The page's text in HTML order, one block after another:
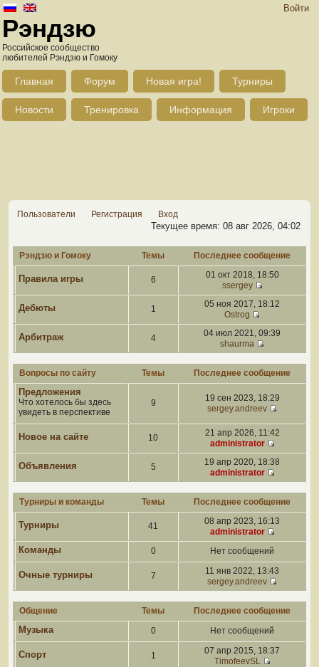
Войти
Рэндзю
Российское сообщество
любителей Рэндзю и Гомоку
Главная Форум Новая игра! Турниры
Новости Тренировка Информация Игроки
Пользователи Регистрация Вход
Текущее время: 08 авг 2026, 04:02
Рэндзю и Гомоку Темы Последнее сообщение
Правила игры 6
01 окт 2018, 18:50
ssergey
Дебюты 1
05 ноя 2017, 18:12
Ostrog
Арбитраж 4
04 июл 2021, 09:39
shaurma
Вопросы по сайту Темы Последнее сообщение
Предложения
Что хотелось бы здесь
увидеть в перспективе
9
19 сен 2023, 18:29
sergey.andreev
Новое на сайте 10
21 апр 2026, 11:42
administrator
Объявления 5
19 апр 2020, 18:38
administrator
Турниры и команды Темы Последнее сообщение
Турниры 41
08 апр 2023, 16:13
administrator
Команды 0 Нет сообщений
Очные турниры 7
11 янв 2022, 13:43
sergey.andreev
Общение Темы Последнее сообщение
Музыка 0 Нет сообщений
Спорт 1
07 апр 2015, 18:37
TimofeevSL